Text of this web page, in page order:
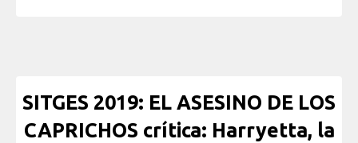
SITGES 2019: EL ASESINO DE LOS
CAPRICHOS crítica: Harryetta, la